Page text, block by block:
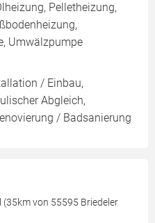
Pelletheizung,
Umwälzpumpe
/ Einbau,
Abgleich,
/ Badsanierung
von 55595 Briedeler